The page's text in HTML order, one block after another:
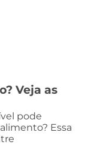
Veja as
pode
Essa